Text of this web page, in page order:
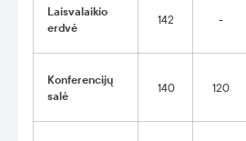
Laisvalaikio
erdvė
142 -
Konferencijų
salė
140 120